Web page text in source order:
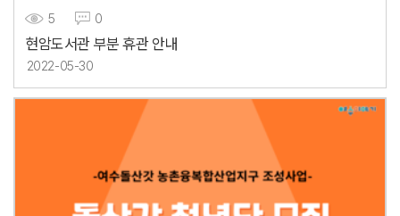
5 0
현암도서관 부분 휴관 안내
2022-05-30